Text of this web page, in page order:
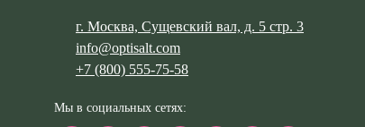
г. Москва, Сущевский вал, д. 5 стр. 3
info@optisalt.com
+7 (800) 555-75-58
Мы в социальных сетях: